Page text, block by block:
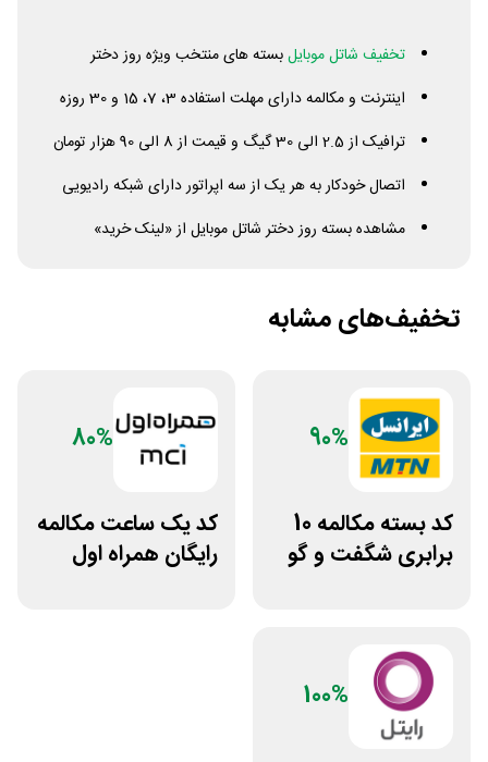
تخفیف شاتل موبایلبسته های منتخب ویژه روز دختر
اینترنت و مکالمه دارای مهلت استفاده 3، 7، 15 و 30 روزه
ترافیک از 2.5 الی 30 گیگ و قیمت از 8 الی 90 هزار تومان
اتصال خودکار به هر یک از سه اپراتور دارای شبکه رادیویی
مشاهده بسته روز دختر شاتل موبایل از «لینک خرید»
تخفیف‌های مشابه
90%
کد بسته مکالمه 10
برابری شگفت و گو
80%
کد ⁣یک ساعت مکالمه
رایگان همراه اول
100%